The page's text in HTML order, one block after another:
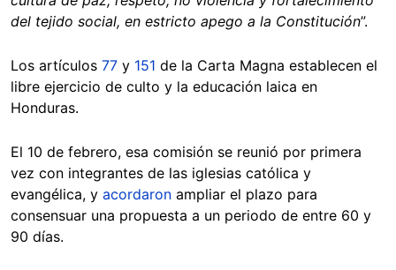
del tejido social, en estricto apego a la Constitución”.
Los artículos 77 y 151 de la Carta Magna establecen el
libre ejercicio de culto y la educación laica en
Honduras.
El 10 de febrero, esa comisión se reunió por primera
vez con integrantes de las iglesias católica y
evangélica, y acordaron ampliar el plazo para
consensuar una propuesta a un periodo de entre 60 y
90 días.